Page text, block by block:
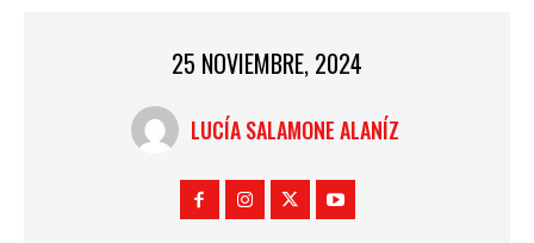
25 NOVIEMBRE, 2024
LUCÍA SALAMONE ALANÍZ